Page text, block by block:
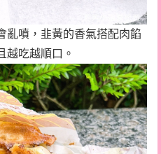
亂噴，韭黃的香氣搭配肉餡
越吃越順口。